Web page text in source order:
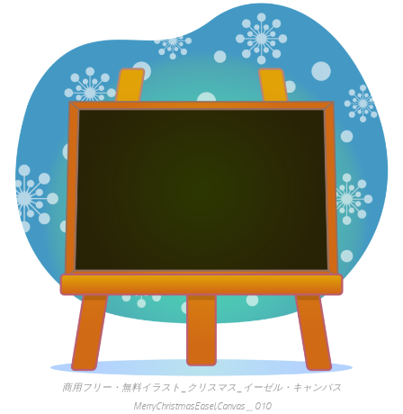
商用フリー・無料イラスト_クリスマス_イーゼル・キャンバス
MerryChristmasEasel,Canvas＿010